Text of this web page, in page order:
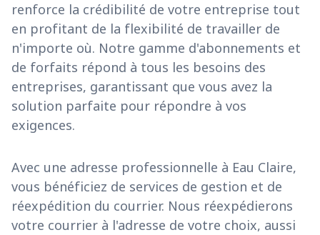
renforce la crédibilité de votre entreprise tout
en profitant de la flexibilité de travailler de
n'importe où. Notre gamme d'abonnements et
de forfaits répond à tous les besoins des
entreprises, garantissant que vous avez la
solution parfaite pour répondre à vos
exigences.
Avec une adresse professionnelle à Eau Claire,
vous bénéficiez de services de gestion et de
réexpédition du courrier. Nous réexpédierons
votre courrier à l'adresse de votre choix, aussi